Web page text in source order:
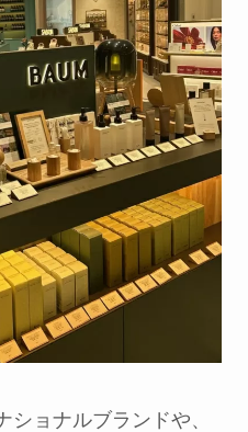
ショナルブランドや、